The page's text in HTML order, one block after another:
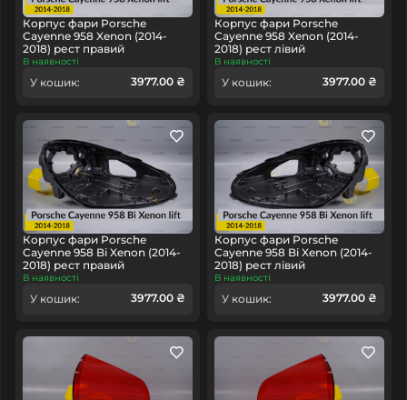
Корпус фари Porsche
Cayenne 958 Xenon (2014-
2018) рест правий
В наявності
У кошик: 3977.00 ₴
Корпус фари Porsche
Cayenne 958 Xenon (2014-
2018) рест лівий
В наявності
У кошик: 3977.00 ₴
Корпус фари Porsche
Cayenne 958 Bi Xenon (2014-
2018) рест правий
В наявності
У кошик: 3977.00 ₴
Корпус фари Porsche
Cayenne 958 Bi Xenon (2014-
2018) рест лівий
В наявності
У кошик: 3977.00 ₴